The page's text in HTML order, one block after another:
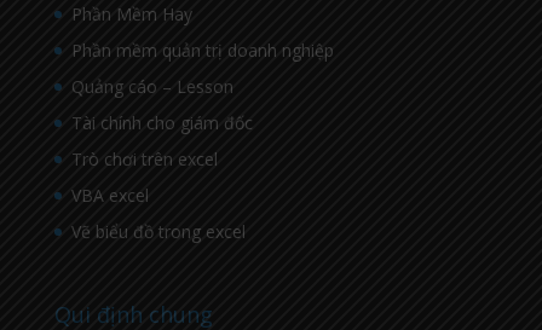
Phần Mềm Hay
Phần mềm quản trị doanh nghiệp
Quảng cáo – Lesson
Tài chính cho giám đốc
Trò chơi trên excel
VBA excel
Vẽ biểu đồ trong excel
Qui định chung